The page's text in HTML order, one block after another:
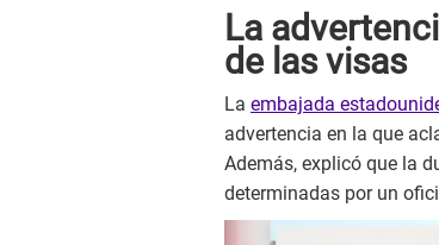
La
de las visas
La embajada
advertencia en la que
Además, explicó que la
determinadas por un